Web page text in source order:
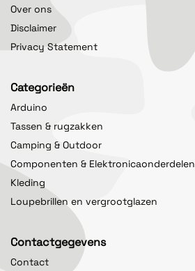
Over ons
Disclaimer
Privacy Statement
Categorieën
Arduino
Tassen & rugzakken
Camping & Outdoor
Componenten & Elektronicaonderdelen
Kleding
Loupebrillen en vergrootglazen
Contactgegevens
Contact